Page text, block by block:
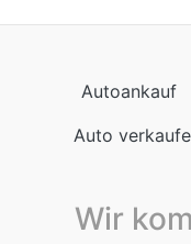
Autoankauf
Auto
Wir